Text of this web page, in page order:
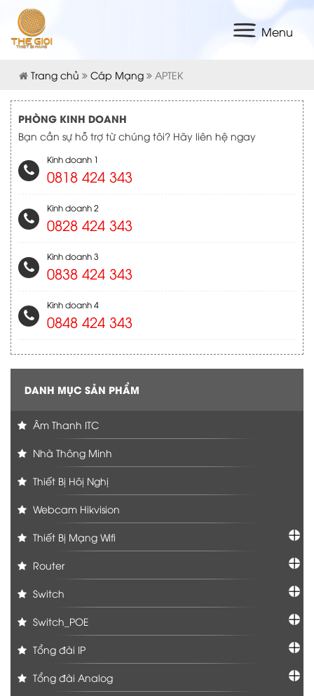
Menu
Trang chủ Cáp Mạng APTEK
PHÒNG KINH DOANH
Bạn cần sự hỗ trợ từ chúng tôi? Hãy liên hệ ngay
Kinh doanh 1
0818 424 343
Kinh doanh 2
0828 424 343
Kinh doanh 3
0838 424 343
Kinh doanh 4
0848 424 343
DANH MỤC SẢN PHẨM
Âm Thanh ITC
Nhà Thông Minh
Thiết Bị Hôị Nghị
Webcam Hikvision
Thiết Bị Mạng Wifi
Router
Switch
Switch_POE
Tổng đài IP
Tổng đài Analog